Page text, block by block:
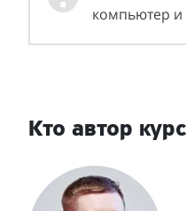
компьютер и
Кто автор